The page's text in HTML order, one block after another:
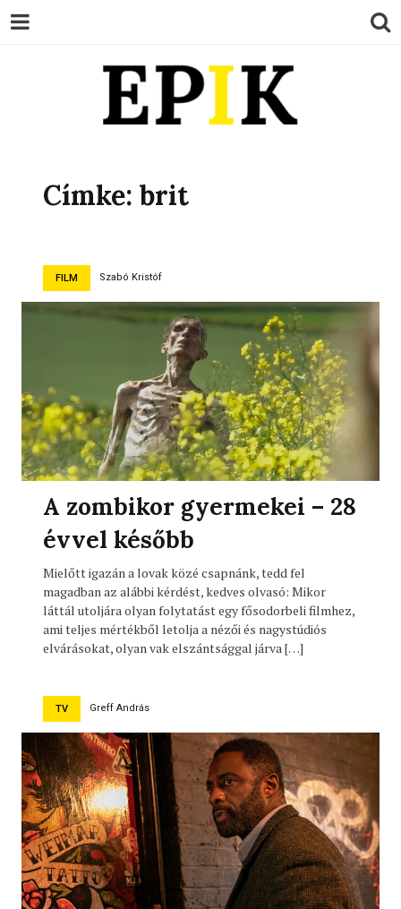
EPIK
Címke: brit
FILM Szabó Kristóf
A zombikor gyermekei – 28
évvel később
Mielőtt igazán a lovak közé csapnánk, tedd fel
magadban az alábbi kérdést, kedves olvasó: Mikor
láttál utoljára olyan folytatást egy fősodorbeli filmhez,
ami teljes mértékből letolja a nézői és nagystúdiós
elvárásokat, olyan vak elszántsággal járva […]
TV Greff András